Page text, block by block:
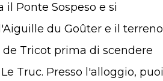
il Ponte Sospeso e si
du Goûter e il terreno
Tricot prima di scendere
Truc. Presso l'alloggio, puoi